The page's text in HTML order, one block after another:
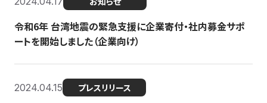
令和6年 台湾地震の緊急支援に企業寄付・社内募金サポ
ートを開始しました（企業向け）
2024.04.15 プレスリリース